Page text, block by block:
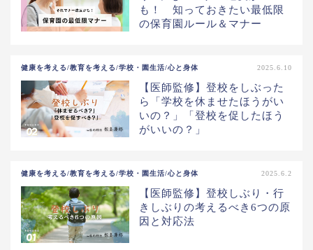
も！ 知っておきたい最低限
の保育園ルール＆マナー
健康を考える/教育を考える/学校・園生活/心と身体 2025.6.10
【医師監修】登校をしぶった
ら「学校を休ませたほうがい
いの？」「登校を促したほう
がいいの？」
健康を考える/教育を考える/学校・園生活/心と身体 2025.6.2
【医師監修】登校しぶり・行
きしぶりの考えるべき6つの原
因と対応法